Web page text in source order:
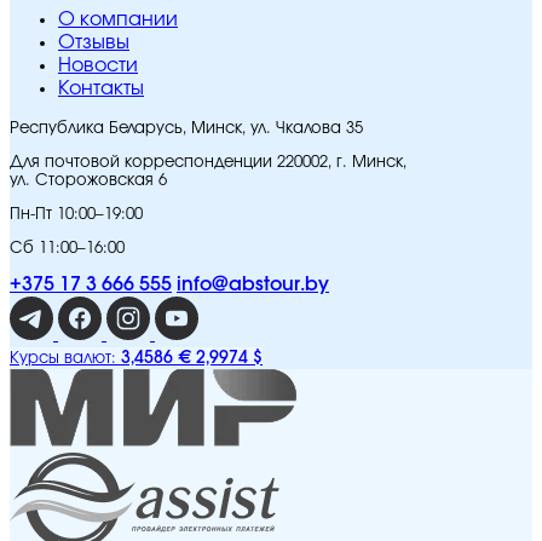
O компании
Отзывы
Новости
Контакты
Республика Беларусь, Минск, ул. Чкалова 35
Для почтовой корреспонденции 220002, г. Минск,
ул. Сторожовская 6
Пн-Пт 10:00–19:00
Сб 11:00–16:00
+375 17 3 666 555 info@abstour.by
Курсы валют: 3,4586 € 2,9974 $